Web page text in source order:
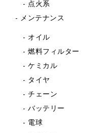
点火系
メンテナンス
オイル
燃料フィルター
ケミカル
タイヤ
チェーン
バッテリー
電球